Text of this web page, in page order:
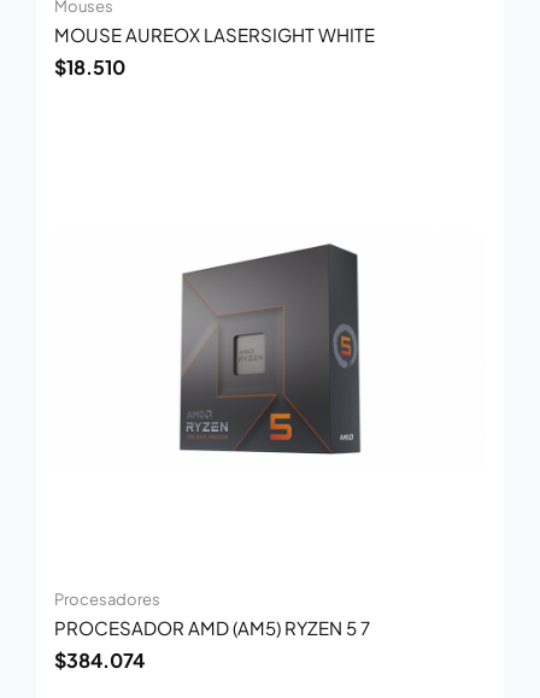
Mouses
MOUSE AUREOX LASERSIGHT WHITE
$18.510
Procesadores
PROCESADOR AMD (AM5) RYZEN 5 7
$384.074